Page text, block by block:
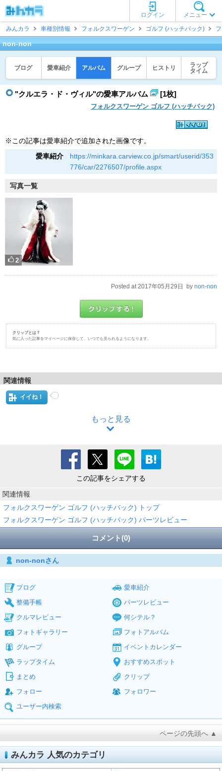
メニュー
ログイン
みんカラ
車種別情報 フォルクスワーゲン ゴルフ (ハッチバック)
non-non
ブログ 愛車紹介 アルバム グループ ヒストリ
ラップ
タイム
"クルエラ・ド・ヴィル"の愛車アルバム [1枚]
フォルクスワーゲン ゴルフ (ハッチバック)
※この記事は愛車紹介で追加された画像です。
愛車紹介
https://minkara.carview.co.jp/smart/userid/353
776/car/2276507/profile.aspx
写真一覧
2
Posted at 2017年05月29日 by non-non
クリップとは？
気に入った記事をマイページに保存して、いつでも見られるようになります。
関連情報
イイね！
もっと見る
この記事をシェアする
関連情報
フォルクスワーゲン ゴルフ (ハッチバック) トップ
フォルクスワーゲン ゴルフ (ハッチバック) パーツレビュー
コメント(0)
non-nonさん
ブログ
愛車紹介
整備手帳
パーツレビュー
クルマレビュー
何シテル？
フォトギャラリー
フォトアルバム
グループ
イベントカレンダー
ラップタイム
おすすめスポット
まとめ
クリップ
フォロー
フォロワー
ユーザー内検索
ページの先頭へ ▲
みんカラ 人気のカテゴリ